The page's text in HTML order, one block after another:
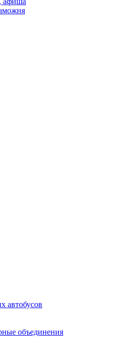
автобусов
объединения